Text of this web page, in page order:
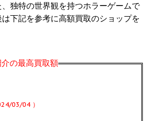
独特の世界観を持つホラーゲームで
下記を参考に高額買取のショップを
の最高買取額
03/04 ）